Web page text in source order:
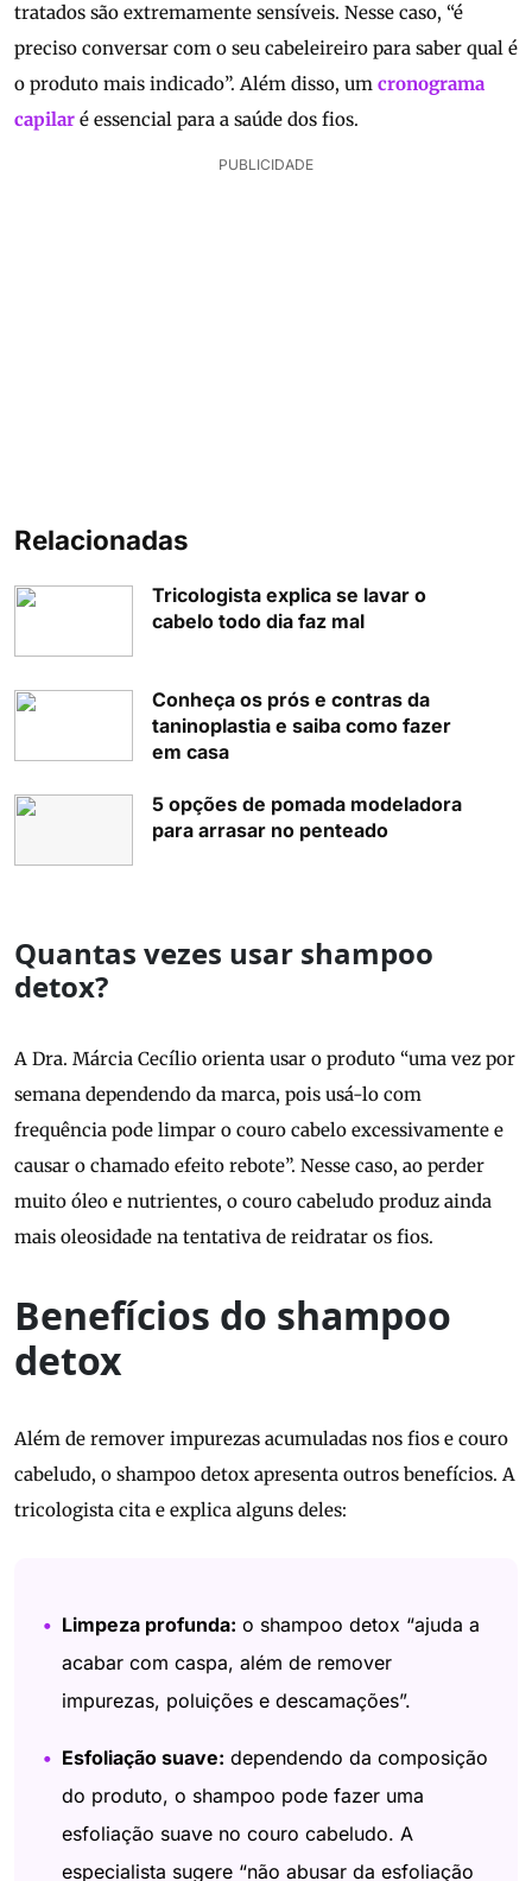
tratados são extremamente sensíveis. Nesse caso, “é
preciso conversar com o seu cabeleireiro para saber qual é
o produto mais indicado”. Além disso, um cronograma
capilar é essencial para a saúde dos fios.
PUBLICIDADE
Relacionadas
Tricologista explica se lavar o
cabelo todo dia faz mal
Conheça os prós e contras da
taninoplastia e saiba como fazer
em casa
5 opções de pomada modeladora
para arrasar no penteado
Quantas vezes usar shampoo
detox?
A Dra. Márcia Cecílio orienta usar o produto “uma vez por
semana dependendo da marca, pois usá-lo com
frequência pode limpar o couro cabelo excessivamente e
causar o chamado efeito rebote”. Nesse caso, ao perder
muito óleo e nutrientes, o couro cabeludo produz ainda
mais oleosidade na tentativa de reidratar os fios.
Benefícios do shampoo
detox
Além de remover impurezas acumuladas nos fios e couro
cabeludo, o shampoo detox apresenta outros benefícios. A
tricologista cita e explica alguns deles:
Limpeza profunda: o shampoo detox “ajuda a
acabar com caspa, além de remover
impurezas, poluições e descamações”.
Esfoliação suave: dependendo da composição
do produto, o shampoo pode fazer uma
esfoliação suave no couro cabeludo. A
especialista sugere “não abusar da esfoliação